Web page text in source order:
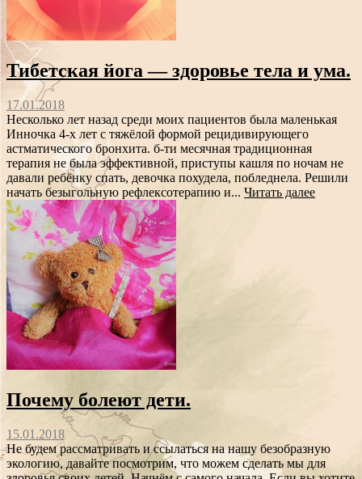
Тибетская йога — здоровье тела и ума.
17.01.2018
Несколько лет назад среди моих пациентов была маленькая
Инночка 4-х лет с тяжёлой формой рецидивирующего
астматического бронхита. б-ти месячная традиционная
терапия не была эффективной, приступы кашля по ночам не
давали ребёнку спать, девочка похудела, побледнела. Решили
начать безыгольную рефлексотерапию и... Читать далее
Почему болеют дети.
15.01.2018
Не будем рассматривать и ссылаться на нашу безобразную
экологию, давайте посмотрим, что можем сделать мы для